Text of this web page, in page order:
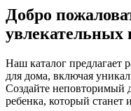
Добро
увлекательных
Наш каталог предлагает
для дома, включая
Создайте неповторимый
ребенка, который